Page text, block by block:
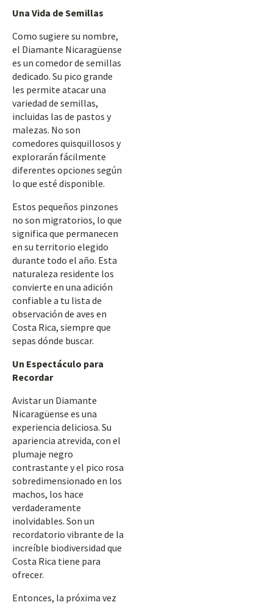
Una Vida de Semillas
Como sugiere su nombre,
el Diamante Nicaragüense
es un comedor de semillas
dedicado. Su pico grande
les permite atacar una
variedad de semillas,
incluidas las de pastos y
malezas. No son
comedores quisquillosos y
explorarán fácilmente
diferentes opciones según
lo que esté disponible.
Estos pequeños pinzones
no son migratorios, lo que
significa que permanecen
en su territorio elegido
durante todo el año. Esta
naturaleza residente los
convierte en una adición
confiable a tu lista de
observación de aves en
Costa Rica, siempre que
sepas dónde buscar.
Un Espectáculo para
Recordar
Avistar un Diamante
Nicaragüense es una
experiencia deliciosa. Su
apariencia atrevida, con el
plumaje negro
contrastante y el pico rosa
sobredimensionado en los
machos, los hace
verdaderamente
inolvidables. Son un
recordatorio vibrante de la
increíble biodiversidad que
Costa Rica tiene para
ofrecer.
Entonces, la próxima vez